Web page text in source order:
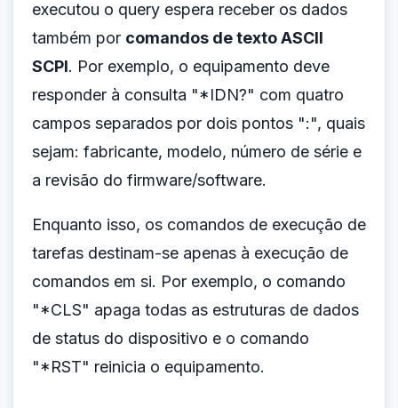
executou o query espera receber os dados
também por comandos de texto ASCII
SCPI. Por exemplo, o equipamento deve
responder à consulta "*IDN?" com quatro
campos separados por dois pontos ":", quais
sejam: fabricante, modelo, número de série e
a revisão do firmware/software.
Enquanto isso, os comandos de execução de
tarefas destinam-se apenas à execução de
comandos em si. Por exemplo, o comando
"*CLS" apaga todas as estruturas de dados
de status do dispositivo e o comando
"*RST" reinicia o equipamento.